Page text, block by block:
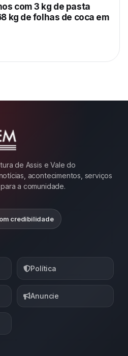
com 3 kg de pasta
kg de folhas de coca em
de Assis e Vale do
acontecimentos, serviços
a comunidade.
credibilidade
Política
Anuncie